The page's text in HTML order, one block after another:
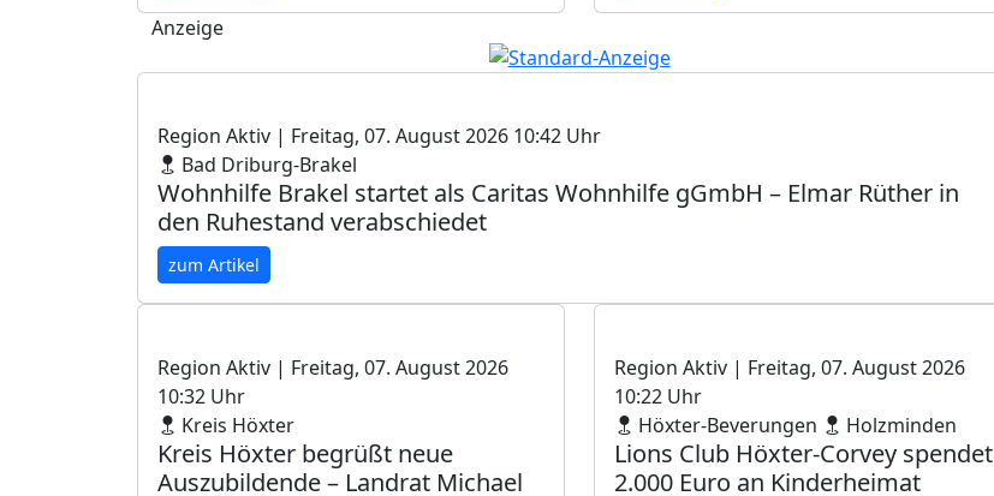
Anzeige
Region Aktiv | Freitag, 07. August 2026 10:42 Uhr
Bad Driburg-Brakel
Wohnhilfe Brakel startet als Caritas Wohnhilfe gGmbH – Elmar Rüther in
den Ruhestand verabschiedet
zum Artikel
Region Aktiv | Freitag, 07. August 2026
10:32 Uhr
Kreis Höxter
Kreis Höxter begrüßt neue
Auszubildende – Landrat Michael
Region Aktiv | Freitag, 07. August 2026
10:22 Uhr
Höxter-Beverungen
Holzminden
Lions Club Höxter-Corvey spendet
2.000 Euro an Kinderheimat